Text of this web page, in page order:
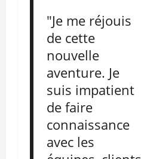
"Je me réjouis
de cette
nouvelle
aventure. Je
suis impatient
de faire
connaissance
avec les